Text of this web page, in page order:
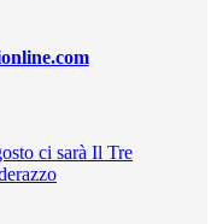
ci sarà Il Tre